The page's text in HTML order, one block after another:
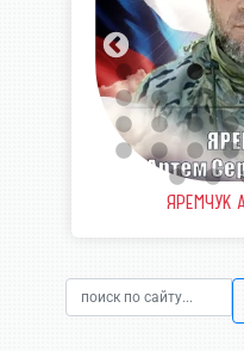
ЯРЕМЧУК